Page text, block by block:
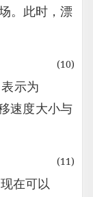
。此时，漂
(10)
示为
速度大小与
(11)
在可以